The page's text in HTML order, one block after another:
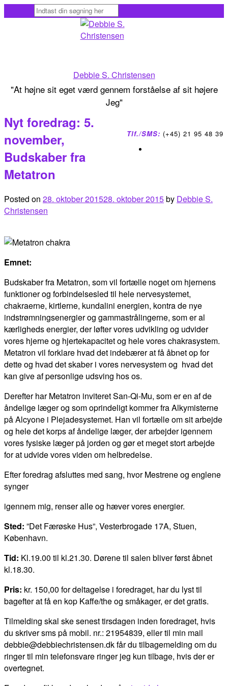
to
Debbie S. Christensen
"At højne sit eget værd gennem forståelse af sit højere
Jeg"
Tlf./SMS: (+45) 21 95 48 39
Nyt foredrag: 5.
november,
Budskaber fra
Metatron
Posted on 28. oktober 201528. oktober 2015by Debbie S.
Christensen
Emnet:
Budskaber fra Metatron, som vil fortælle noget om hjernens
funktioner og forbindelsesled til hele nervesystemet,
chakraerne, kirtlerne, kundalini energien, kontra de nye
indstrømningsenergier og gammastrålingerne, som er al
kærligheds energier, der løfter vores udvikling og udvider
vores hjerne og hjertekapacitet og hele vores chakrasystem.
Metatron vil forklare hvad det indebærer at få åbnet op for
dette og hvad det skaber i vores nervesystem og hvad det
kan give af personlige udsving hos os.
Derefter har Metatron inviteret San-Qi-Mu, som er en af de
åndelige læger og som oprindeligt kommer fra Alkymisterne
på Alcyone i Plejadesystemet. Han vil fortælle om sit arbejde
og hele det korps af åndelige læger, der arbejder igennem
vores fysiske læger på jorden og gør et meget stort arbejde
for at udvide vores viden om helbredelse.
Efter foredrag afsluttes med sang, hvor Mestrene og englene
synger
igennem mig, renser alle og hæver vores energier.
Sted: ”Det Færøske Hus”, Vesterbrogade 17A, Stuen,
København.
Tid: Kl.19.00 til kl.21.30. Dørene til salen bliver først åbnet
kl.18.30.
Pris: kr. 150,00 for deltagelse i foredraget, har du lyst til
bagefter at få en kop Kaffe/the og småkager, er det gratis.
Tilmelding skal ske senest tirsdagen inden foredraget, hvis
du skriver sms på mobil. nr.: 21954839, eller til min mail
debbie@debbiechristensen.dk får du tilbagemelding om du
ringer til min telefonsvare ringer jeg kun tilbage, hvis der er
overtegnet.